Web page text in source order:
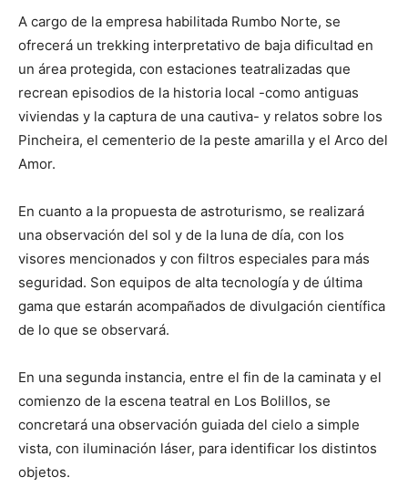
A cargo de la empresa habilitada Rumbo Norte, se
ofrecerá un trekking interpretativo de baja dificultad en
un área protegida, con estaciones teatralizadas que
recrean episodios de la historia local -como antiguas
viviendas y la captura de una cautiva- y relatos sobre los
Pincheira, el cementerio de la peste amarilla y el Arco del
Amor.
En cuanto a la propuesta de astroturismo, se realizará
una observación del sol y de la luna de día, con los
visores mencionados y con filtros especiales para más
seguridad. Son equipos de alta tecnología y de última
gama que estarán acompañados de divulgación científica
de lo que se observará.
En una segunda instancia, entre el fin de la caminata y el
comienzo de la escena teatral en Los Bolillos, se
concretará una observación guiada del cielo a simple
vista, con iluminación láser, para identificar los distintos
objetos.